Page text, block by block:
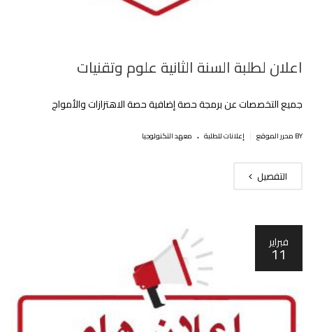
اعلان لطلبة السنة الثانية علوم وتقنيات
جميع التخصصات عن برمجة حصة إضافية حصة الاهتزازات والأمواج
BY محرر الموقع إعلانات للطلبة . معهد التكنولوجيا
التفصيل
فبراير
11